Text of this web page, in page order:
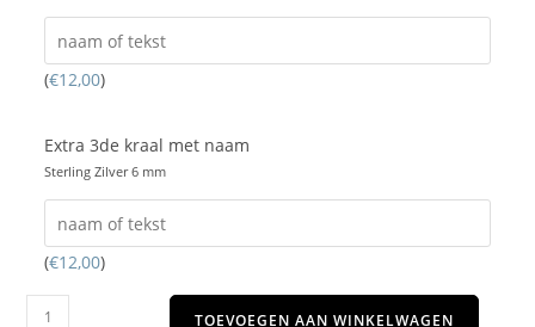
(€12,00)
Extra 3de kraal met naam
Sterling Zilver 6 mm
(€12,00)
TOEVOEGEN AAN WINKELWAGEN